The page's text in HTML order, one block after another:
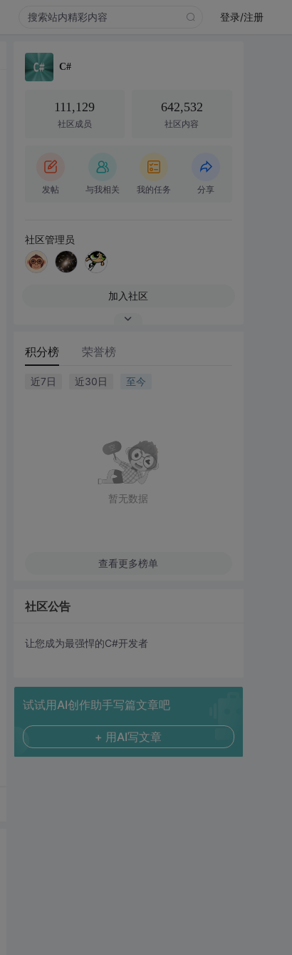
登录/注册
//  miDoc.Save();
C#
111,129
社区成员
642,532
社区内容
发帖 与我相关 我的任务 分享
社区管理员
加入社区
积分榜 荣誉榜
近7日 近30日 至今
暂无数据
查看更多榜单
社区公告
让您成为最强悍的C#开发者
试试用AI创作助手写篇文章吧
+ 用AI写文章